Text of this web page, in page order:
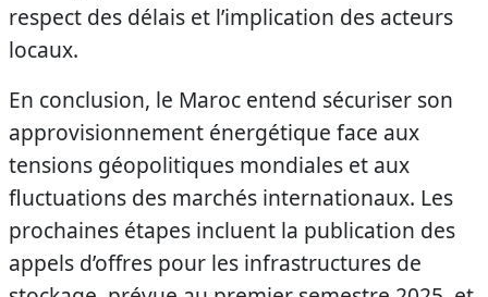
respect des délais et l’implication des acteurs
locaux.
En conclusion, le Maroc entend sécuriser son
approvisionnement énergétique face aux
tensions géopolitiques mondiales et aux
fluctuations des marchés internationaux. Les
prochaines étapes incluent la publication des
appels d’offres pour les infrastructures de